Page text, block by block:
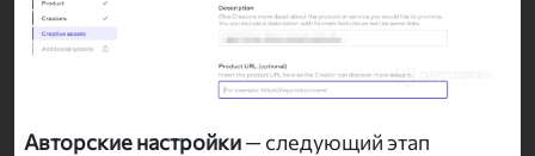
Авторские настройки— следующий этап